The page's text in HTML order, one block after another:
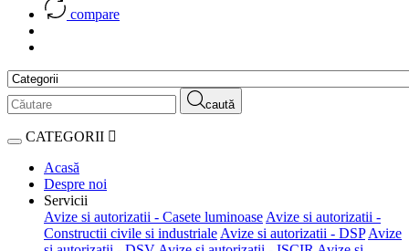
compare
caută
CATEGORII
Acasă
Despre noi
Servicii
Avize si autorizatii - Casete luminoase Avize si autorizatii -
Constructii civile si industriale Avize si autorizatii - DSP Avize